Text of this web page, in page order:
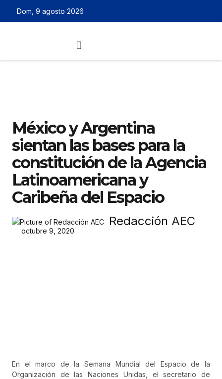
Dom, 9 agosto 2026
México y Argentina
sientan las bases para la
constitución de la Agencia
Latinoamericana y
Caribeña del Espacio
Redacción AEC
octubre 9, 2020
En el marco de la Semana Mundial del Espacio de la
Organización de las Naciones Unidas, el secretario de